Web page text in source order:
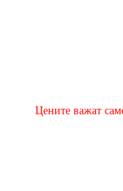
​Цените важат